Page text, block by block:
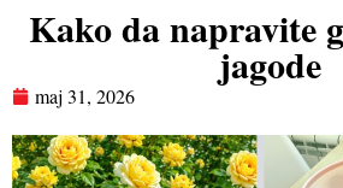
Kako da napravite
jagode
maj 31, 2026